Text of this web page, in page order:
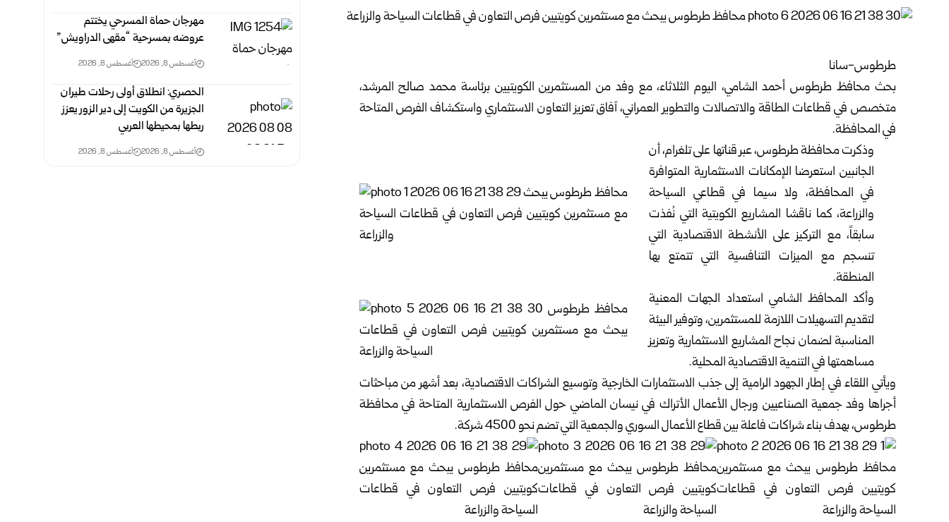
طرطوس-سانا
بحث محافظ طرطوس أحمد الشامي، اليوم الثلاثاء، مع وفد من المستثمرين الكويتيين برئاسة محمد صالح المرشد،
متخصص في قطاعات الطاقة والاتصالات والتطوير العمراني، آفاق تعزيز التعاون الاستثماري واستكشاف الفرص المتاحة
في المحافظة.
وذكرت محافظة طرطوس، عبر قناتها على تلغرام، أن
الجانبين استعرضا الإمكانات الاستثمارية المتوافرة
في المحافظة، ولا سيما في قطاعي السياحة
والزراعة، كما ناقشا المشاريع الكويتية التي نُفذت
سابقاً، مع التركيز على الأنشطة الاقتصادية التي
تنسجم مع الميزات التنافسية التي تتمتع بها
المنطقة.
وأكد المحافظ الشامي استعداد الجهات المعنية
لتقديم التسهيلات اللازمة للمستثمرين، وتوفير البيئة
المناسبة لضمان نجاح المشاريع الاستثمارية وتعزيز
مساهمتها في التنمية الاقتصادية المحلية.
ويأتي اللقاء في إطار الجهود الرامية إلى جذب الاستثمارات الخارجية وتوسيع الشراكات الاقتصادية، بعد أشهر من مباحثات
أجراها وفد جمعية الصناعيين ورجال الأعمال الأتراك في نيسان الماضي حول الفرص الاستثمارية المتاحة في محافظة
طرطوس، بهدف بناء شراكات فاعلة بين قطاع الأعمال السوري والجمعية التي تضم نحو 4500 شركة.
مهرجان حماة المسرحي يختتم
عروضه بمسرحية “مقهى الدراويش”
أغسطس 8, 2026 أغسطس 8, 2026
الحصري: انطلاق أولى رحلات طيران
الجزيرة من الكويت إلى دير الزور يعزز
ربطها بمحيطها العربي
أغسطس 8, 2026 أغسطس 8, 2026